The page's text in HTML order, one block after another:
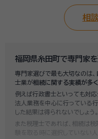
相
福岡県糸田町で専門家
専門家選びで最も大切なのは
士業が相続に関する実績が多
例えば行政書士といっても対
法人業務を中心に行っている
した結果は得られないでしょう。
また税理士であれば、相続は
験を取る時に選択していない